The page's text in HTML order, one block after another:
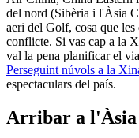
del nord (Sibèria i l'Àsia
aeri del Golf, cosa que
conflicte. Si vas cap a la
val la pena planificar el
Perseguint núvols a la
espectaculars del país.
Arribar a l'Àsia